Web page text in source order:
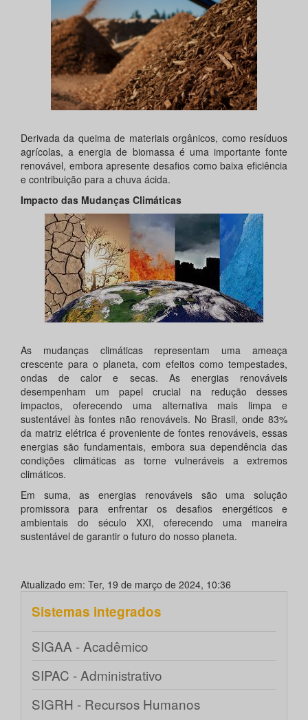
Derivada da queima de materiais orgânicos, como resíduos
agrícolas, a energia de biomassa é uma importante fonte
renovável, embora apresente desafios como baixa eficiência
e contribuição para a chuva ácida.
Impacto das Mudanças Climáticas
As mudanças climáticas representam uma ameaça
crescente para o planeta, com efeitos como tempestades,
ondas de calor e secas. As energias renováveis
desempenham um papel crucial na redução desses
impactos, oferecendo uma alternativa mais limpa e
sustentável às fontes não renováveis. No Brasil, onde 83%
da matriz elétrica é proveniente de fontes renováveis, essas
energias são fundamentais, embora sua dependência das
condições climáticas as torne vulneráveis a extremos
climáticos.
Em suma, as energias renováveis são uma solução
promissora para enfrentar os desafios energéticos e
ambientais do século XXI, oferecendo uma maneira
sustentável de garantir o futuro do nosso planeta.
Atualizado em: Ter, 19 de março de 2024, 10:36
Sistemas integrados
SIGAA - Acadêmico
SIPAC - Administrativo
SIGRH - Recursos Humanos